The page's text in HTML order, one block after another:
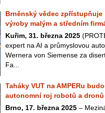
Brněnský vědec
výroby malým a středním
Kuřim, 31. března 2025
expert na AI a průmyslovou
Wernera von Siemense za
Fa...
Taháky VUT na AMPERu
autonomní roj robotů a dronů
Brno, 17. března 2025 –